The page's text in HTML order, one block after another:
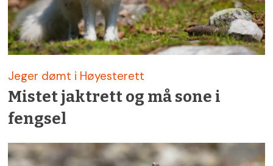
Jeger dømt i Høyesterett
Mistet jaktrett og må sone i
fengsel